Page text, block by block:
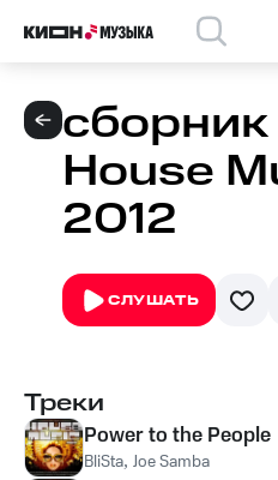
House
2012
СЛУШАТЬ
Треки
Power to the People
BliSta, Joe Samba